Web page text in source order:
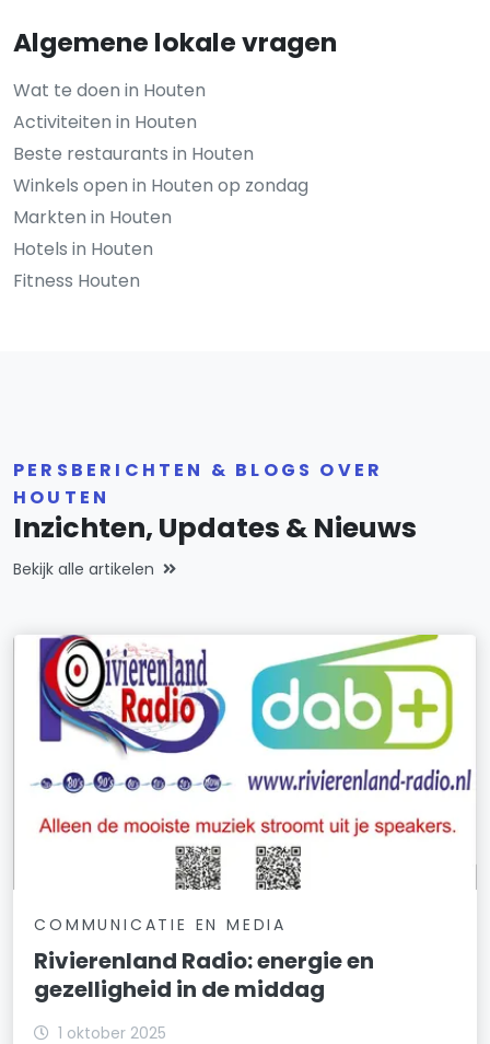
Algemene lokale vragen
Wat te doen in Houten
Activiteiten in Houten
Beste restaurants in Houten
Winkels open in Houten op zondag
Markten in Houten
Hotels in Houten
Fitness Houten
PERSBERICHTEN & BLOGS OVER
HOUTEN
Inzichten, Updates & Nieuws
Bekijk alle artikelen
COMMUNICATIE EN MEDIA
Rivierenland Radio: energie en
gezelligheid in de middag
1 oktober 2025